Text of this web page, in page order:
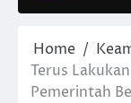
Home
Terus
Pemerintah